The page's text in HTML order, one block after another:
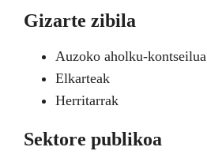
Gizarte zibila
Auzoko aholku-kontseilua
Elkarteak
Herritarrak
Sektore publikoa